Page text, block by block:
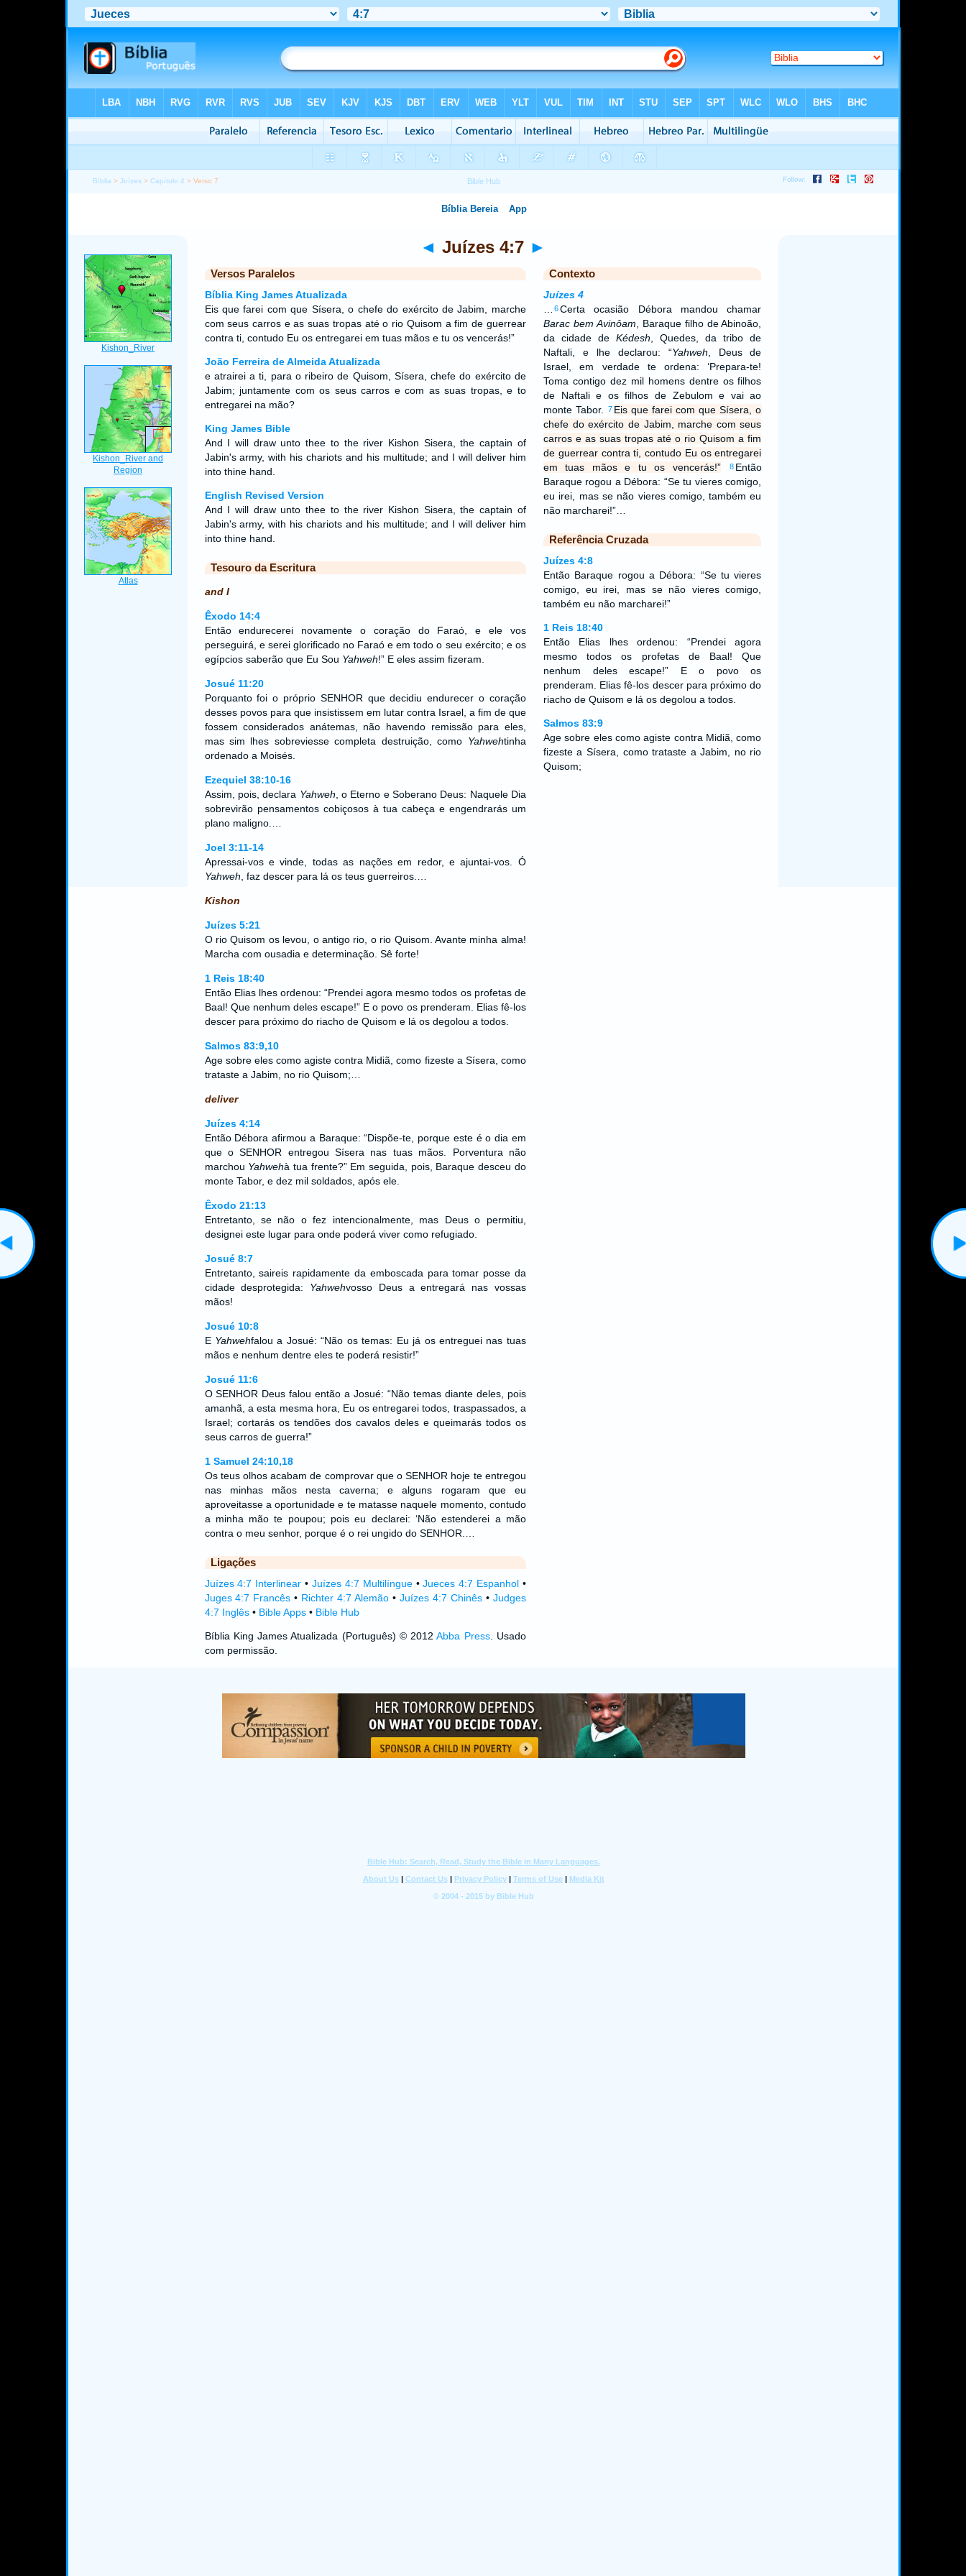
Bíblia >Juízes >Capítulo 4 > Verso 7
◄ Juízes 4:7 ►
Versos Paralelos
Bíblia King James Atualizada
Eis que farei com que Sísera, o chefe do exército de Jabim, marche
com seus carros e as suas tropas até o rio Quisom a fim de guerrear
contra ti, contudo Eu os entregarei em tuas mãos e tu os vencerás!”
João Ferreira de Almeida Atualizada
e atrairei a ti, para o ribeiro de Quisom, Sísera, chefe do exército de
Jabim; juntamente com os seus carros e com as suas tropas, e to
entregarei na mão?
King James Bible
And I will draw unto thee to the river Kishon Sisera, the captain of
Jabin's army, with his chariots and his multitude; and I will deliver him
into thine hand.
English Revised Version
And I will draw unto thee to the river Kishon Sisera, the captain of
Jabin's army, with his chariots and his multitude; and I will deliver him
into thine hand.
Tesouro da Escritura
and I
Êxodo 14:4
Então endurecerei novamente o coração do Faraó, e ele vos
perseguirá, e serei glorificado no Faraó e em todo o seu exército; e os
egípcios saberão que Eu Sou Yahweh!” E eles assim fizeram.
Josué 11:20
Porquanto foi o próprio SENHOR que decidiu endurecer o coração
desses povos para que insistissem em lutar contra Israel, a fim de que
fossem considerados anátemas, não havendo remissão para eles,
mas sim lhes sobreviesse completa destruição, como Yahwehtinha
ordenado a Moisés.
Ezequiel 38:10-16
Assim, pois, declara Yahweh , o Eterno e Soberano Deus: Naquele Dia
sobrevirão pensamentos cobiçosos à tua cabeça e engendrarás um
plano maligno.…
Joel 3:11-14
Apressai-vos e vinde, todas as nações em redor, e ajuntai-vos. Ó
Yahweh , faz descer para lá os teus guerreiros.…
Kishon
Juízes 5:21
O rio Quisom os levou, o antigo rio, o rio Quisom. Avante minha alma!
Marcha com ousadia e determinação. Sê forte!
1 Reis 18:40
Então Elias lhes ordenou: “Prendei agora mesmo todos os profetas de
Baal! Que nenhum deles escape!” E o povo os prenderam. Elias fê-los
descer para próximo do riacho de Quisom e lá os degolou a todos.
Salmos 83:9,10
Age sobre eles como agiste contra Midiã, como fizeste a Sísera, como
trataste a Jabim, no rio Quisom;…
deliver
Juízes 4:14
Então Débora afirmou a Baraque: “Dispõe-te, porque este é o dia em
que o SENHOR entregou Sísera nas tuas mãos. Porventura não
marchou Yahwehà tua frente?” Em seguida, pois, Baraque desceu do
monte Tabor, e dez mil soldados, após ele.
Êxodo 21:13
Entretanto, se não o fez intencionalmente, mas Deus o permitiu,
designei este lugar para onde poderá viver como refugiado.
Josué 8:7
Entretanto, saireis rapidamente da emboscada para tomar posse da
cidade desprotegida: Yahwehvosso Deus a entregará nas vossas
mãos!
Josué 10:8
E Yahwehfalou a Josué: “Não os temas: Eu já os entreguei nas tuas
mãos e nenhum dentre eles te poderá resistir!”
Josué 11:6
O SENHOR Deus falou então a Josué: “Não temas diante deles, pois
amanhã, a esta mesma hora, Eu os entregarei todos, traspassados, a
Israel; cortarás os tendões dos cavalos deles e queimarás todos os
seus carros de guerra!”
1 Samuel 24:10,18
Os teus olhos acabam de comprovar que o SENHOR hoje te entregou
nas minhas mãos nesta caverna; e alguns rogaram que eu
aproveitasse a oportunidade e te matasse naquele momento, contudo
a minha mão te poupou; pois eu declarei: ‘Não estenderei a mão
contra o meu senhor, porque é o rei ungido do SENHOR.…
Ligações
Juízes 4:7 Interlinear • Juízes 4:7 Multilíngue•Jueces 4:7 Espanhol •
Juges 4:7 Francês • Richter 4:7 Alemão •Juízes 4:7 Chinês • Judges
4:7 Inglês• Bible Apps• Bible Hub
Bíblia King James Atualizada (Português) © 2012Abba Press. Usado
com permissão.
Contexto
Juízes 4
6Certa ocasião Débora mandou chamar
Barac bem Avinôam , Baraque filho de Abinoão,
da cidade deKédesh , Quedes, da tribo de
Naftali, e lhe declarou: “Yahweh , Deus de
Israel, em verdade te ordena: ‘Prepara-te!
Toma contigo dez mil homens dentre os filhos
de Naftali e os filhos de Zebulom e vai ao
monte Tabor.
7 Eis que farei com que Sísera, o
chefe do exército de Jabim, marche com seus
carros e as suas tropas até o rio Quisom a fim
de guerrear contra ti, contudo Eu os entregarei
em tuas mãos e tu os vencerás!”
8 Então
Baraque rogou a Débora: “Se tu vieres comigo,
eu irei, mas se não vieres comigo, também eu
não marcharei!”…
Referência Cruzada
Juízes 4:8
Então Baraque rogou a Débora: “Se tu vieres
comigo, eu irei, mas se não vieres comigo,
também eu não marcharei!”
1 Reis 18:40
Então Elias lhes ordenou: “Prendei agora
mesmo todos os profetas de Baal! Que
nenhum deles escape!” E o povo os
prenderam. Elias fê-los descer para próximo do
riacho de Quisom e lá os degolou a todos.
Salmos 83:9
Age sobre eles como agiste contra Midiã, como
fizeste a Sísera, como trataste a Jabim, no rio
Quisom;